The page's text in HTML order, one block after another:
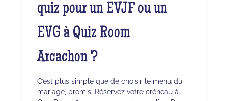
quiz pour un EVJF ou un
EVG à Quiz Room
Arcachon ?
C’est plus simple que de choisir le menu du
mariage, promis. Réservez votre créneau à